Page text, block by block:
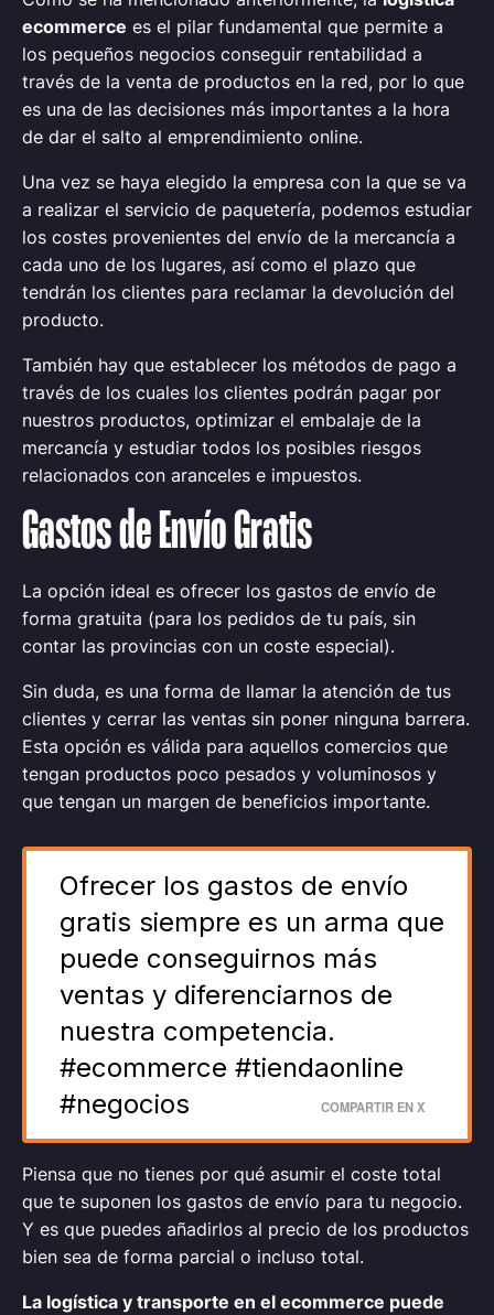
ecommerce es el pilar fundamental que permite a
los pequeños negocios conseguir rentabilidad a
través de la venta de productos en la red, por lo que
es una de las decisiones más importantes a la hora
de dar el salto al emprendimiento online.
Una vez se haya elegido la empresa con la que se va
a realizar el servicio de paquetería, podemos estudiar
los costes provenientes del envío de la mercancía a
cada uno de los lugares, así como el plazo que
tendrán los clientes para reclamar la devolución del
producto.
También hay que establecer los métodos de pago a
través de los cuales los clientes podrán pagar por
nuestros productos, optimizar el embalaje de la
mercancía y estudiar todos los posibles riesgos
relacionados con aranceles e impuestos.
Gastos de Envío Gratis
La opción ideal es ofrecer los gastos de envío de
forma gratuita (para los pedidos de tu país, sin
contar las provincias con un coste especial).
Sin duda, es una forma de llamar la atención de tus
clientes y cerrar las ventas sin poner ninguna barrera.
Esta opción es válida para aquellos comercios que
tengan productos poco pesados y voluminosos y
que tengan un margen de beneficios importante.
Ofrecer los gastos de envío
gratis siempre es un arma que
puede conseguirnos más
ventas y diferenciarnos de
nuestra competencia.
#ecommerce #tiendaonline
#negocios
COMPARTIR EN X
Piensa que no tienes por qué asumir el coste total
que te suponen los gastos de envío para tu negocio.
Y es que puedes añadirlos al precio de los productos
bien sea de forma parcial o incluso total.
La logística y transporte en el ecommerce puede